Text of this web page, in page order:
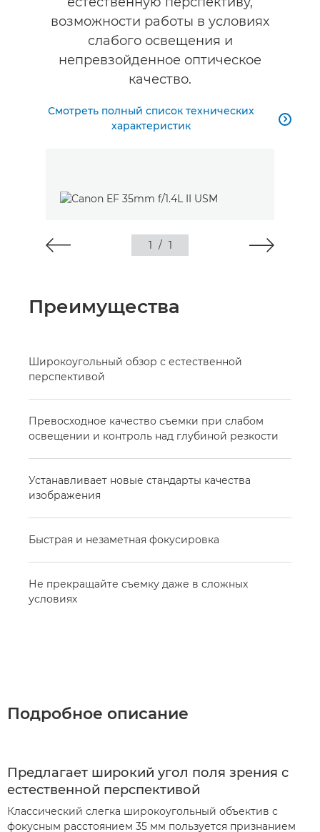
возможности работы в условиях
слабого освещения и
непревзойденное оптическое
качество.
Смотреть полный список технических
характеристик

1 / 1
Преимущества
Широкоугольный обзор с естественной
перспективой
Превосходное качество съемки при слабом
освещении и контроль над глубиной резкости
Устанавливает новые стандарты качества
изображения
Быстрая и незаметная фокусировка
Не прекращайте съемку даже в сложных
условиях
Подробное описание
Предлагает широкий угол поля зрения с
естественной перспективой
Классический слегка широкоугольный объектив с
фокусным расстоянием 35 мм пользуется признанием